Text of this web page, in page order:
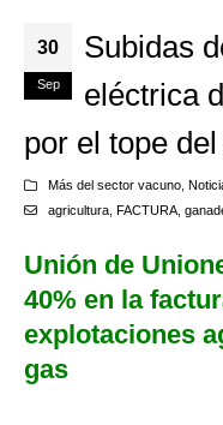
30
Sep
Subidas
eléctrica
por el tope
Más del sector vacuno,
agricultura, FACTURA,
Unión de
40% en la
explotaciones
gas